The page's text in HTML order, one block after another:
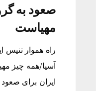
مهیاست
آسیا/همه چیز